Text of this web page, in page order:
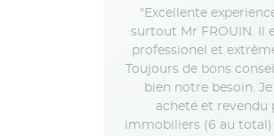
"Excellente
surtout Mr FROUIN. Il
professionel et
Toujours de bons
bien notre besoin.
acheté et revendu
immobiliers (6 au